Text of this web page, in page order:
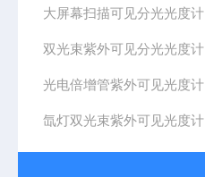
大屏幕扫描可见分光光度计
双光束紫外可见分光光度计
光电倍增管紫外可见光度计
氙灯双光束紫外可见光度计